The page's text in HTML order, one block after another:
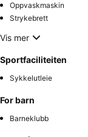
Oppvaskmaskin
Strykebrett
Vis mer
Sportfaciliteiten
Sykkelutleie
For barn
Barneklubb